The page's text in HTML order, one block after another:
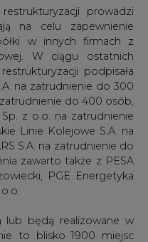
prowadzi
na celu zapewnienie
w innych firmach z
W ciągu ostatnich
podpisała
na zatrudnienie do 300
do 400 osób,
z o.o. na zatrudnienie
Linie Kolejowe S.A. na
S.A. na zatrudnienie do
zawarto także z PESA
PGE Energetyka
lub będą realizowane w
to blisko 1900 miejsc